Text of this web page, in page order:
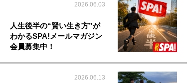
2026.06.03
人生後半の“賢い生き方”が
わかるSPA!メールマガジン
会員募集中！
2026.06.13